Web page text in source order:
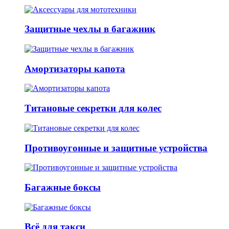
Защитные чехлы в багажник
Амортизаторы капота
Титановые секретки для колес
Противоугонные и защитные устройства
Багажные боксы